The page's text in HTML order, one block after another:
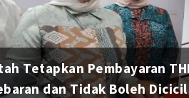
Tetapkan Pembayaran
dan Tidak Boleh Dicicil